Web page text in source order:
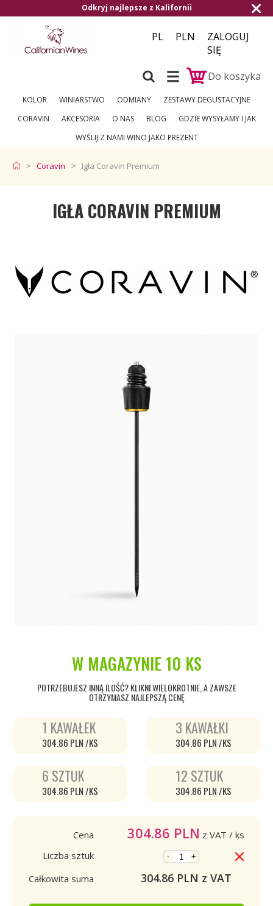
najlepsze z Kalifornii Darmowa
PL PLN
ZALOGUJ
SIĘ
Do koszyka
KOLOR WINIARSTWO ODMIANY
ZESTAWY DEGUSTACYJNE
CORAVIN
AKCESORIA O NAS BLOG
GDZIE WYSYŁAMY I JAK
WYŚLIJ Z NAMI WINO JAKO PREZENT
Coravin Igła Coravin Premium
IGŁA CORAVIN PREMIUM
W MAGAZYNIE 10 KS
POTRZEBUJESZ INNĄ ILOŚĆ? KLIKNI WIELOKROTNIE, A ZAWSZE
OTRZYMASZ NAJLEPSZĄ CENĘ
1 KAWAŁEK
304.86 PLN /KS
3 KAWAŁKI
304.86 PLN /KS
6 SZTUK
304.86 PLN /KS
12 SZTUK
304.86 PLN /KS
Cena 304.86 PLN z VAT / ks
Liczba sztuk
- +
Całkowita suma 304.86PLN z VAT